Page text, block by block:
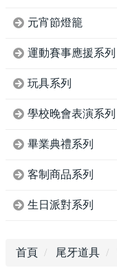
元宵節燈籠
運動賽事應援系列
玩具系列
學校晚會表演系列
畢業典禮系列
客制商品系列
生日派對系列
首頁 尾牙道具